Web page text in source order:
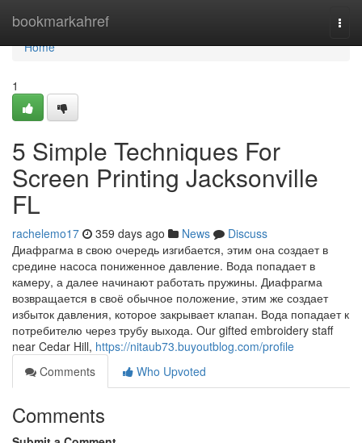
bookmarkahref
Home
Home
1
5 Simple Techniques For
Screen Printing Jacksonville
FL
rachelemo17 359 days ago News
Discuss
Диафрагма в свою очередь изгибается, этим она создает в
средине насоса пониженное давление. Вода попадает в
камеру, а далее начинают работать пружины. Диафрагма
возвращается в своё обычное положение, этим же создает
избыток давления, которое закрывает клапан. Вода попадает к
потребителю через трубу выхода. Our gifted embroidery staff
near Cedar Hill, https://nitaub73.buyoutblog.com/profile
Comments
Who Upvoted
Comments